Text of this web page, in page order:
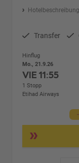
Transfer
Hinflug
Mo., 21.9.26
VIE11:55
1 Stopp
Etihad Airways